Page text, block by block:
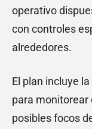
operativo
con controles
alrededores.
El plan incluye
para
posibles focos